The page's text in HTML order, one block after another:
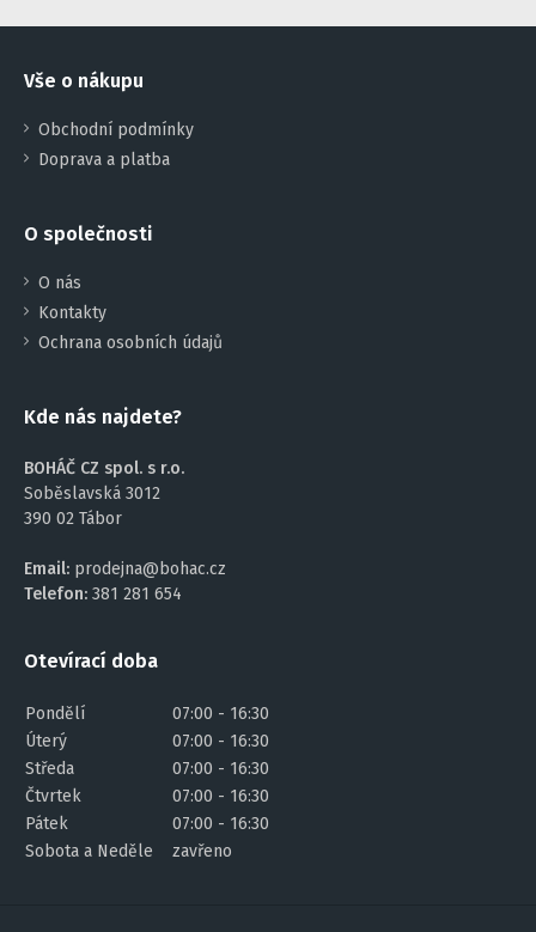
Vše o nákupu
Obchodní podmínky
Doprava a platba
O společnosti
O nás
Kontakty
Ochrana osobních údajů
Kde nás najdete?
BOHÁČ CZ spol. s r.o.
Soběslavská 3012
390 02 Tábor
Email: prodejna@bohac.cz
Telefon: 381 281 654
Otevírací doba
Pondělí
07:00 - 16:30
Úterý
07:00 - 16:30
Středa
07:00 - 16:30
Čtvrtek
07:00 - 16:30
Pátek
07:00 - 16:30
Sobota a Neděle
zavřeno